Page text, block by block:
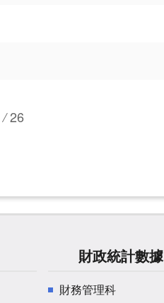
/ 26
財政統計數據
財務管理科